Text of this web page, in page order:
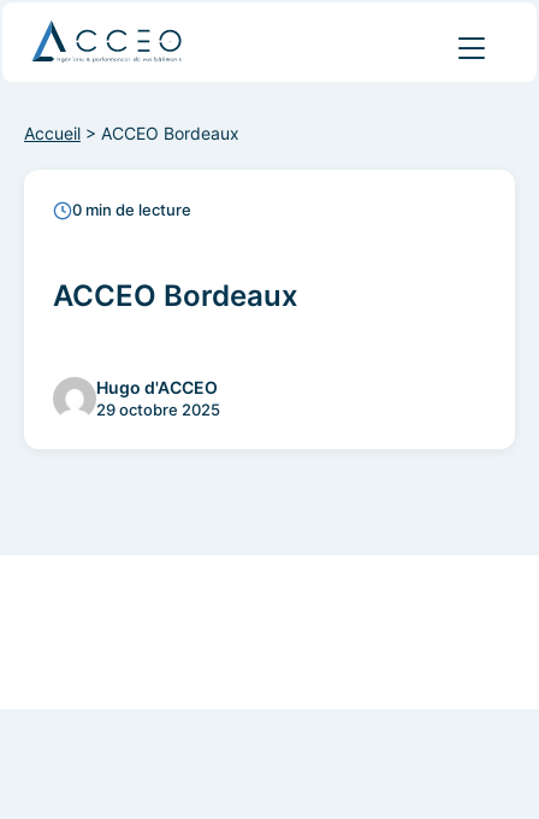
Accueil > ACCEO Bordeaux
0 min de lecture
ACCEO Bordeaux
Hugo d'ACCEO
29 octobre 2025